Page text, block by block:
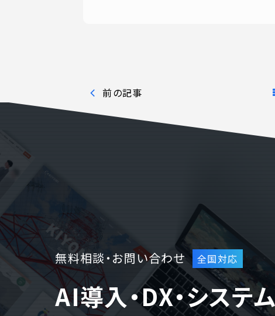
前の記事
無料相談・お問い合わせ
AI導入・DX・システ